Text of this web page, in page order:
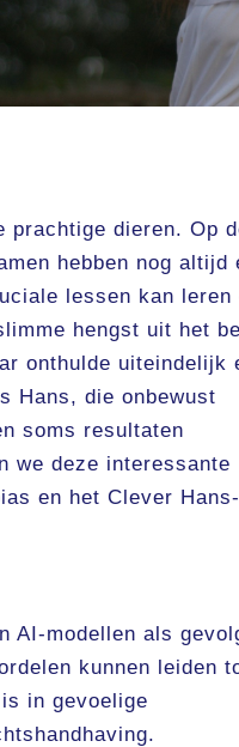
prachtige dieren. Op
hebben nog altijd
lessen kan leren
hengst uit het
onthulde uiteindelijk
Hans, die onbewust
soms resultaten
we deze interessante
en het Clever Hans-
AI-modellen als
kunnen leiden
in gevoelige